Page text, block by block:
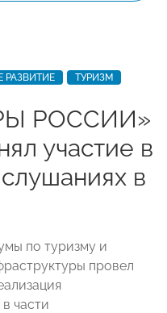
РАЗВИТИЕ ТУРИЗМ
РОССИИ»
участие в
в
по туризму и
провел
части